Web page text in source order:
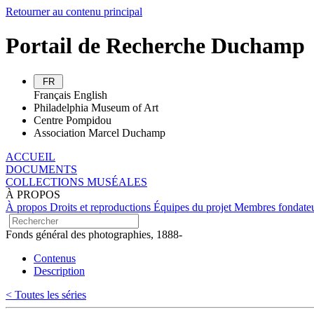
Retourner au contenu principal
Portail de Recherche Duchamp
FR
Français English
Philadelphia Museum of Art
Centre Pompidou
Association Marcel Duchamp
ACCUEIL
DOCUMENTS
COLLECTIONS MUSÉALES
À PROPOS
À propos Droits et reproductions Équipes du projet Membres
Fonds général des photographies, 1888-
Contenus
Description
< Toutes les séries